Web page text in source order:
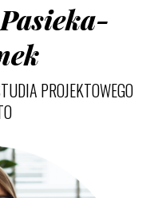
PROJEKTOWEGO